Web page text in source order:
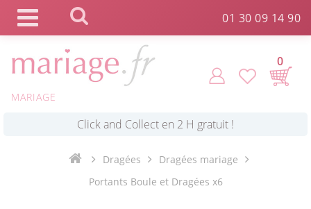
01 30 09 14 90
MARIAGE
0
Livraison point relais gratuit dès 89 € !
Dragées
Dragées mariage
Portants Boule et Dragées x6
Panneau de gestion des cookies